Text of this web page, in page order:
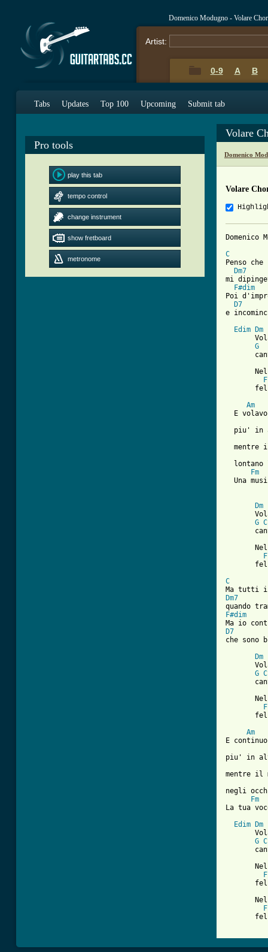
Domenico Modugno - Volare
Artist:
0-9 A B
Tabs Updates Top 100 Upcoming Submit tab
Pro tools
play this tab
tempo control
change instrument
show fretboard
metronome
Volare
Domenico
Volare
C
Penso
Dm7
mi
F#dim
Poi
D7
e
Edim
Dm
G
F
Am
E
piu' in
mentre
lontano
Fm
Una
Dm
G C
F
C
Dm7
F#dim
D7
che sono
Dm
G C
F
Am
E
piu' in
mentre il
negli
Fm
La tua
Edim
Dm
G C
F
F